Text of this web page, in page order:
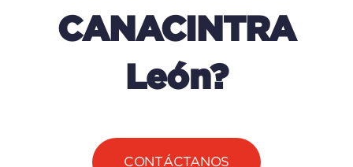
CANACINTRA
León?
CONTÁCTANOS